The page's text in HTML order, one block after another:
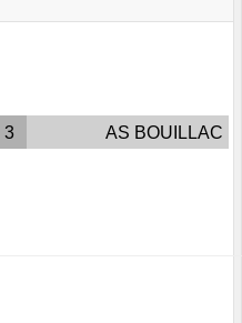
3 AS BOUILLAC